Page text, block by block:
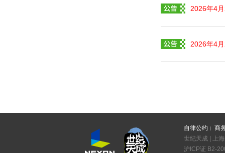
2026年4
2026年4
自律公约
商
世纪天成 | 上
沪ICP证 B2-